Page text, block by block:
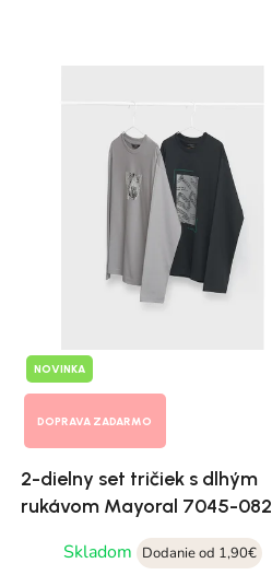
NOVINKA
DOPRAVA ZADARMO
2-dielny set tričiek s dlhým
rukávom Mayoral 7045-082
Skladom
Dodanie od 1,90€